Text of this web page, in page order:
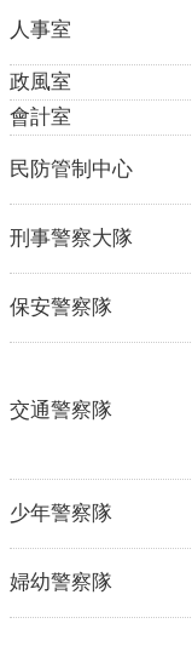
人事室
政風室
會計室
民防管制中心
刑事警察大隊
保安警察隊
交通警察隊
少年警察隊
婦幼警察隊